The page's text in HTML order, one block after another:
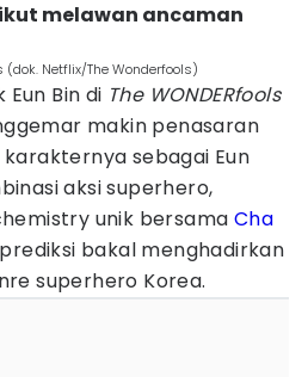
melawan ancaman
Netflix/The Wonderfools)
Bin di The WONDERfools
makin penasaran
sebagai Eun
aksi superhero,
unik bersama Cha
bakal menghadirkan
superhero Korea.